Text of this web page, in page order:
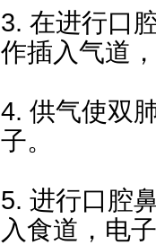
3. 在进行口
作插入气道
4. 供气使双
子。
5. 进行口腔
入食道，电